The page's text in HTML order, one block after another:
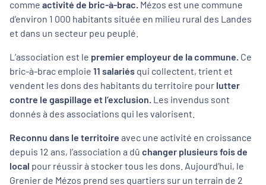
comme activité de bric-à-brac. Mézos est une commune
d’environ 1 000 habitants située en milieu rural des Landes
et dans un secteur peu peuplé.
L’association est le premier employeur de la commune. Ce
bric-à-brac emploie 11 salariés qui collectent, trient et
vendent les dons des habitants du territoire pour lutter
contre le gaspillage et l’exclusion. Les invendus sont
donnés à des associations qui les valorisent.
Reconnu dans le territoire avec une activité en croissance
depuis 12 ans, l’association a dû changer plusieurs fois de
local pour réussir à stocker tous les dons. Aujourd’hui, le
Grenier de Mézos prend ses quartiers sur un terrain de 2